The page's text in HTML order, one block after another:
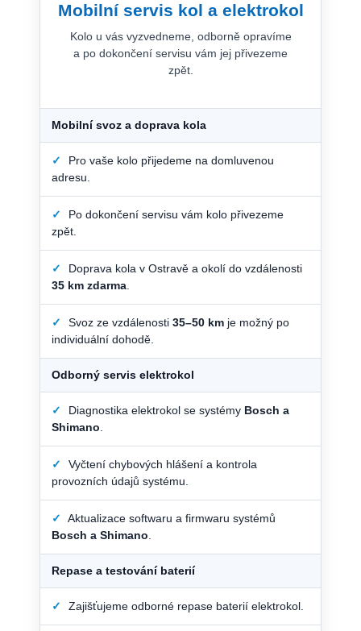
Mobilní servis kol a elektrokol
Kolo u vás vyzvedneme, odborně opravíme
a po dokončení servisu vám jej přivezeme
zpět.
Mobilní svoz a doprava kola
✓
Pro vaše kolo přijedeme na domluvenou
adresu.
✓
Po dokončení servisu vám kolo přivezeme
zpět.
✓
Doprava kola v Ostravě a okolí do vzdálenosti
35 km zdarma
✓ Svoz ze vzdálenosti 35–50 km je možný po
individuální dohodě.
Odborný servis elektrokol
✓ Diagnostika elektrokol se systémy Bosch a
Shimano
✓
Vyčtení chybových hlášení a kontrola
provozních údajů systému.
✓
Aktualizace softwaru a firmwaru systémů
Bosch a Shimano
Repase a testování baterií
✓ Zajišťujeme odborné repase baterií elektrokol.